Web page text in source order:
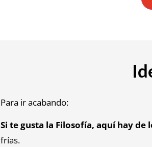
Para ir acabando:
Si te gusta la Filosofía, aquí hay de
frías.